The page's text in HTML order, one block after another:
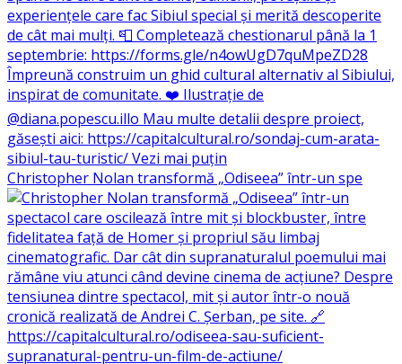
Christopher Nolan transformă „Odiseea” într-un spe